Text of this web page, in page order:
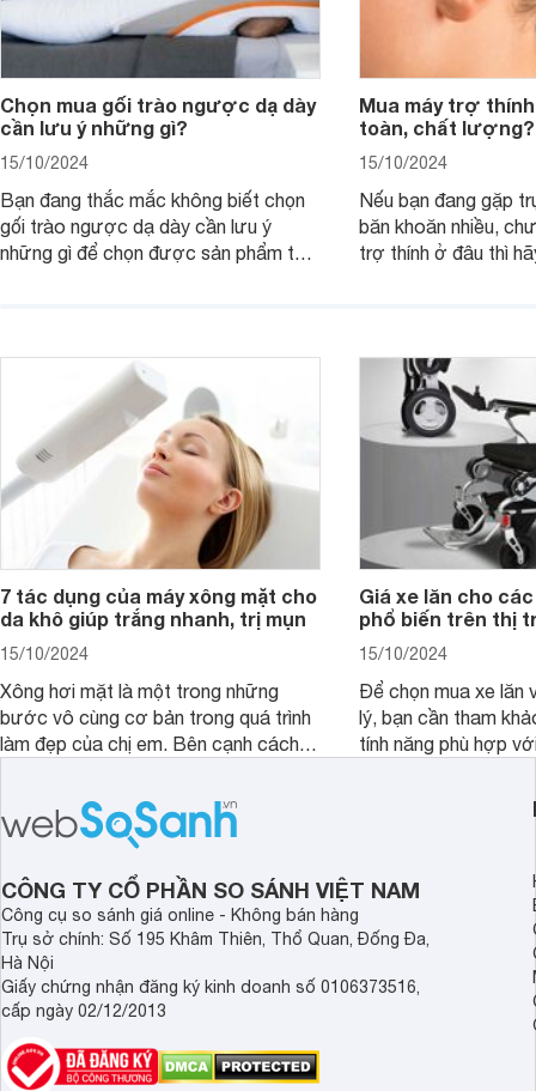
Chọn mua gối trào ngược dạ dày
cần lưu ý những gì?
15/10/2024
Bạn đang thắc mắc không biết chọn
gối trào ngược dạ dày cần lưu ý
những gì để chọn được sản phẩm tốt
Mua máy trợ
toàn, chất lượng?
15/10/2024
Nếu bạn đang gặp
băn khoăn nhiều,
trợ thính ở đâu thì
7 tác dụng của máy xông mặt cho
da khô giúp trắng nhanh, trị mụn
15/10/2024
Xông hơi mặt là một trong những
bước vô cùng cơ bản trong quá trình
làm đẹp của chị em. Bên cạnh cách
người đã lựa chọn máy xông mặt để
quá trình này diễn ra đơn giản hơn.
Vậy, tác dụng của máy xông mặt đối
với sức khỏe, làn da là gì, có nên dùng
thường xuyên không?
Giá xe lăn cho
phổ biến trên thị
15/10/2024
Để chọn mua xe lăn
lý, bạn cần tham
tính năng phù hợp
CÔNG TY CỔ PHẦN SO SÁNH VIỆT NAM
Công cụ so sánh giá online - Không bán hàng
Trụ sở chính: Số 195 Khâm Thiên, Thổ Quan, Đống Đa,
Hà Nội
Giấy chứng nhận đăng ký kinh doanh số 0106373516,
cấp ngày 02/12/2013